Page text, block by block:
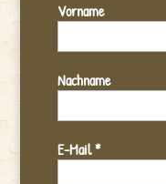
Vorname
Nachname
E-Mail*